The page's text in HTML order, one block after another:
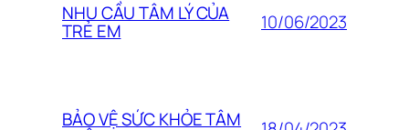
NHU CẦU TÂM LÝ CỦA
TRẺ EM 10/06/2023
BẢO VỆ SỨC KHỎE TÂM